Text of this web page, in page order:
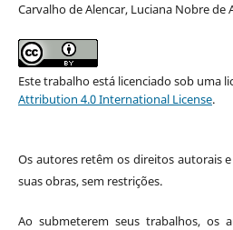
Carvalho de Alencar, Luciana Nobre de
Este trabalho está licenciado sob uma
Attribution 4.0 International License.
Os autores retêm os direitos autorais
suas obras, sem restrições.
Ao submeterem seus trabalhos, os